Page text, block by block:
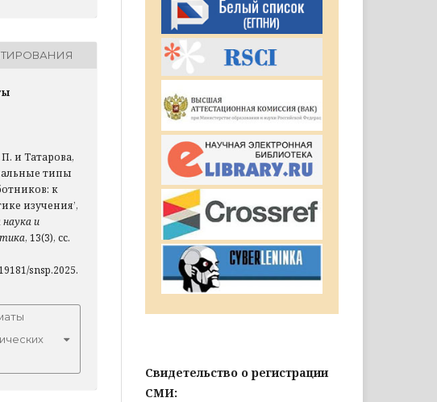
и Татарова,
типы
к
изучения’,
наука и
, 13(3), сс.
snsp.2025.
Свидетельство о регистрации
СМИ: